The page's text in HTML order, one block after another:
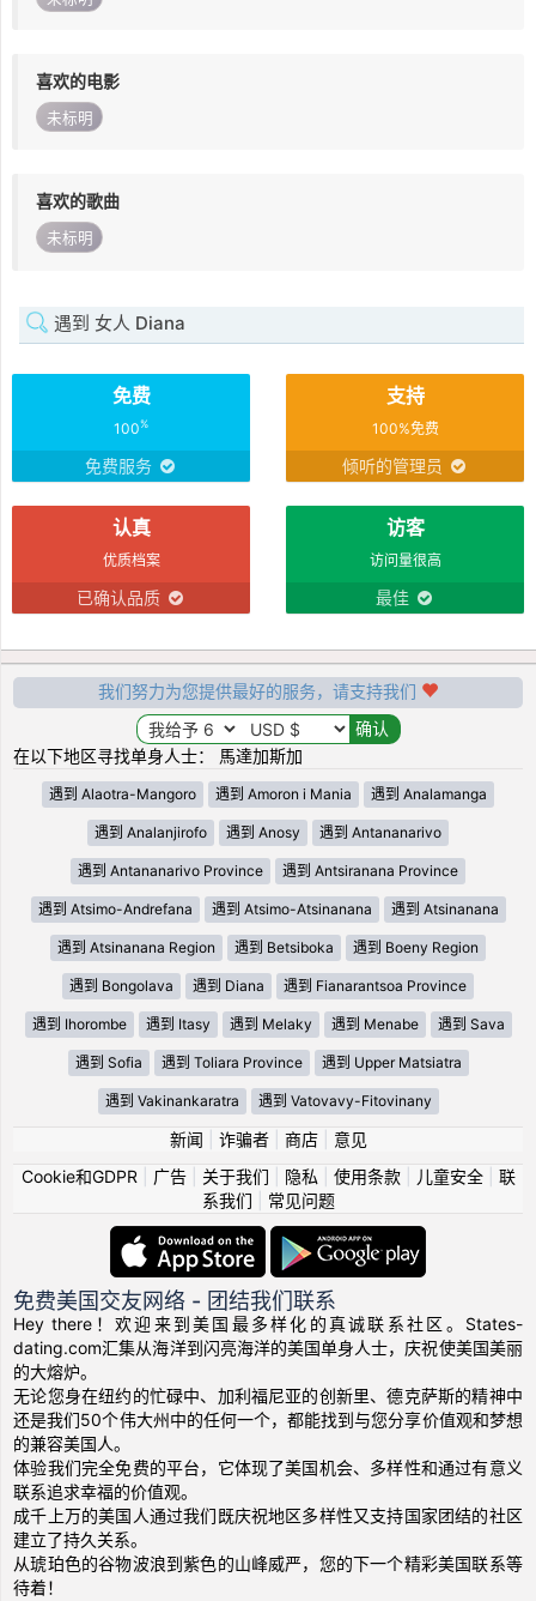
喜欢的电影
未标明
喜欢的歌曲
未标明
遇到 女人 Diana
免费
100%
免费服务
支持
100%免费
倾听的管理员
认真
优质档案
已确认品质
访客
访问量很高
最佳
我们努力为您提供最好的服务，请支持我们
在以下地区寻找单身人士： 馬達加斯加
遇到 Alaotra-Mangoro 遇到 Amoron i Mania 遇到 Analamanga
遇到 Analanjirofo 遇到 Anosy 遇到 Antananarivo
遇到 Antananarivo Province 遇到 Antsiranana Province
遇到 Atsimo-Andrefana 遇到 Atsimo-Atsinanana 遇到 Atsinanana
遇到 Atsinanana Region 遇到 Betsiboka 遇到 Boeny Region
遇到 Bongolava 遇到 Diana 遇到 Fianarantsoa Province
遇到 Ihorombe 遇到 Itasy 遇到 Melaky 遇到 Menabe 遇到 Sava
遇到 Sofia 遇到 Toliara Province 遇到 Upper Matsiatra
遇到 Vakinankaratra 遇到 Vatovavy-Fitovinany
新闻 诈骗者| 商店| 意见
Cookie和GDPR
广告| 关于我们 隐私 使用条款| 儿童安全| 联
系我们
常见问题
免费美国交友网络 - 团结我们联系
Hey there！欢迎来到美国最多样化的真诚联系社区。States-
dating.com汇集从海洋到闪亮海洋的美国单身人士，庆祝使美国美丽
的大熔炉。
无论您身在纽约的忙碌中、加利福尼亚的创新里、德克萨斯的精神中
还是我们50个伟大州中的任何一个，都能找到与您分享价值观和梦想
的兼容美国人。
体验我们完全免费的平台，它体现了美国机会、多样性和通过有意义
联系追求幸福的价值观。
成千上万的美国人通过我们既庆祝地区多样性又支持国家团结的社区
建立了持久关系。
从琥珀色的谷物波浪到紫色的山峰威严，您的下一个精彩美国联系等
待着！